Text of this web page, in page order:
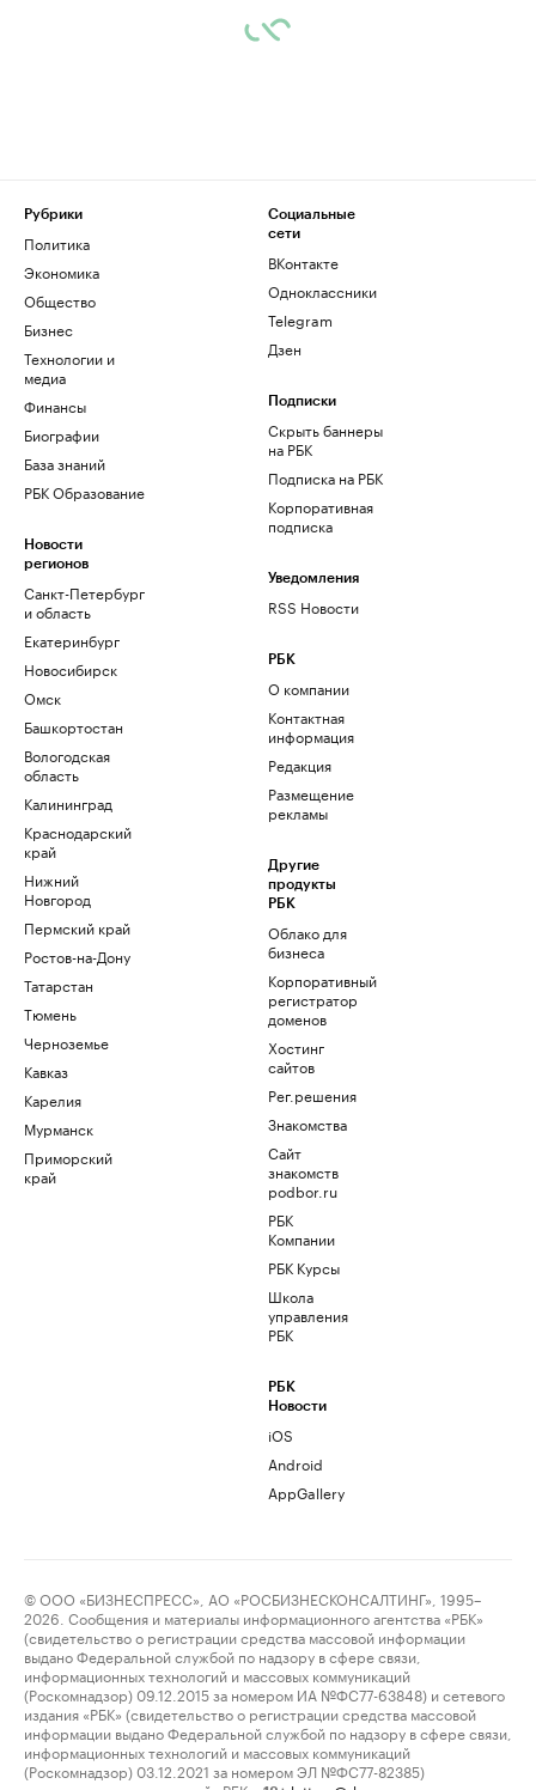
Рубрики
Политика
Экономика
Общество
Бизнес
Технологии и
медиа
Финансы
Биографии
База знаний
РБК Образование
Новости
регионов
Санкт-Петербург
и область
Екатеринбург
Новосибирск
Омск
Башкортостан
Вологодская
область
Калининград
Краснодарский
край
Нижний
Новгород
Пермский край
Ростов-на-Дону
Татарстан
Тюмень
Черноземье
Кавказ
Карелия
Мурманск
Приморский
край
Социальные
сети
ВКонтакте
Одноклассники
Telegram
Дзен
Подписки
Скрыть баннеры
на РБК
Подписка на РБК
Корпоративная
подписка
Уведомления
RSS Новости
РБК
О компании
Контактная
информация
Редакция
Размещение
рекламы
Другие
продукты
РБК
Облако для
бизнеса
Корпоративный
регистратор
доменов
Хостинг
сайтов
Рег.решения
Знакомства
Сайт
знакомств
podbor.ru
РБК
Компании
РБК Курсы
Школа
управления
РБК
РБК
Новости
iOS
Android
AppGallery
© ООО «БИЗНЕСПРЕСС», АО «РОСБИЗНЕСКОНСАЛТИНГ», 1995–
2026. Сообщения и материалы информационного агентства «РБК»
(свидетельство о регистрации средства массовой информации
выдано Федеральной службой по надзору в сфере связи,
информационных технологий и массовых коммуникаций
(Роскомнадзор) 09.12.2015 за номером ИА №ФС77-63848) и сетевого
издания «РБК» (свидетельство о регистрации средства массовой
информации выдано Федеральной службой по надзору в сфере связи,
информационных технологий и массовых коммуникаций
(Роскомнадзор) 03.12.2021 за номером ЭЛ №ФС77-82385)